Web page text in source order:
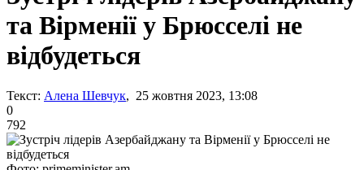
та Вірменії у Брюсселі не
відбудеться
Текст: Алена Шевчук, 25 жовтня 2023, 13:08
0
792